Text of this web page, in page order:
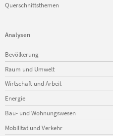
Querschnittsthemen
Analysen
Navigation
überspringen
Bevölkerung
Raum und Umwelt
Wirtschaft und Arbeit
Energie
Bau- und Wohnungswesen
Mobilität und Verkehr